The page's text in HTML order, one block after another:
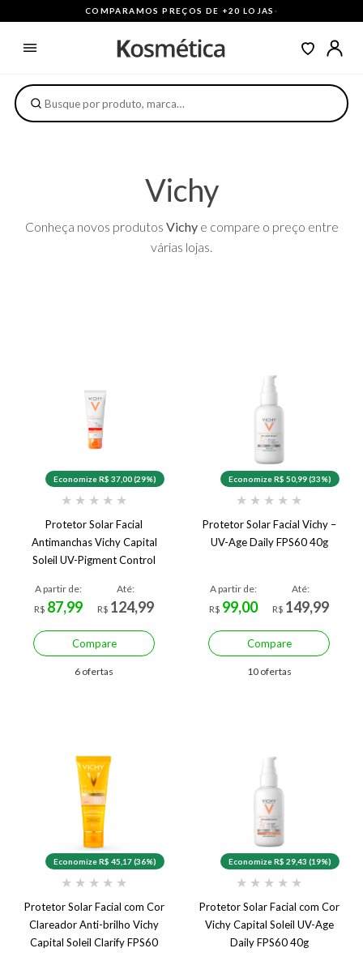
COMPARAMOS PREÇOS DE +20 LOJAS ·
Vichy
Conheça novos produtos Vichye compare o preço entre
várias lojas.
Economize R$ 37,00 (29%)
★ ★ ★ ★ ★
Protetor Solar Facial
Antimanchas Vichy Capital
Soleil UV-Pigment Control
A partir de:
R$ 87,99
Até:
R$ 124,99
Compare
6 ofertas
Economize R$ 50,99 (33%)
★ ★ ★ ★ ★
Protetor Solar Facial Vichy –
UV-Age Daily FPS60 40g
A partir de:
R$ 99,00
Até:
R$ 149,99
Compare
10 ofertas
Economize R$ 45,17 (36%)
★ ★ ★ ★ ★
Protetor Solar Facial com Cor
Clareador Anti-brilho Vichy
Capital Soleil Clarify FPS60
Economize R$ 29,43 (19%)
★ ★ ★ ★ ★
Protetor Solar Facial com Cor
Vichy Capital Soleil UV-Age
Daily FPS60 40g